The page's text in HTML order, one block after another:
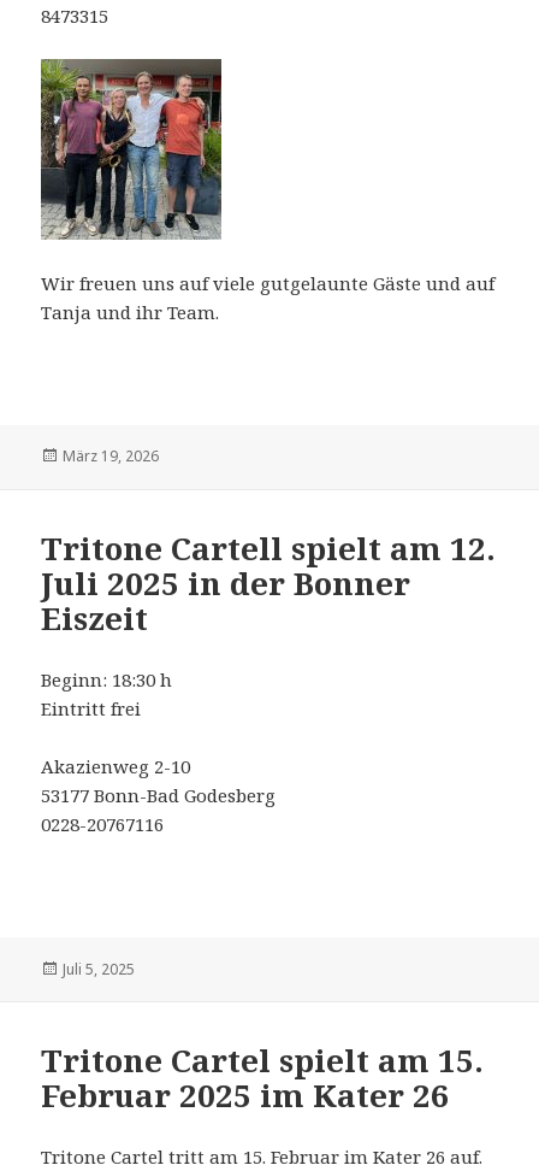
8473315
Wir freuen uns auf viele gutgelaunte Gäste und auf
Tanja und ihr Team.
Veröffentlicht
März 19, 2026
Tritone Cartell spielt am 12.
Juli 2025 in der Bonner
Eiszeit
Beginn: 18:30 h
Eintritt frei
Akazienweg 2-10
53177 Bonn-Bad Godesberg
0228-20767116
Veröffentlicht
Juli 5, 2025
Tritone Cartel spielt am 15.
Februar 2025 im Kater 26
Tritone Cartel tritt am 15. Februar im Kater 26 auf.